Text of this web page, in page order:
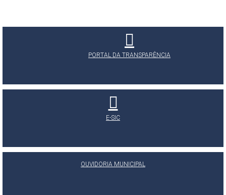
PORTAL DA TRANSPARÊNCIA
E-SIC
OUVIDORIA MUNICIPAL